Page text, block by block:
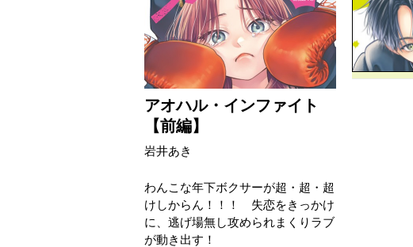
アオハル・インファイト
【前編】
岩井あき
わんこな年下ボクサーが超・超・超
けしからん！！！ 失恋をきっかけ
に、逃げ場無し攻められまくりラブ
が動き出す！